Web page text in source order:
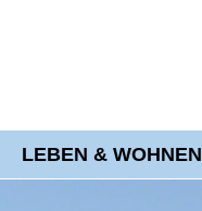
LEBEN & WOHNEN